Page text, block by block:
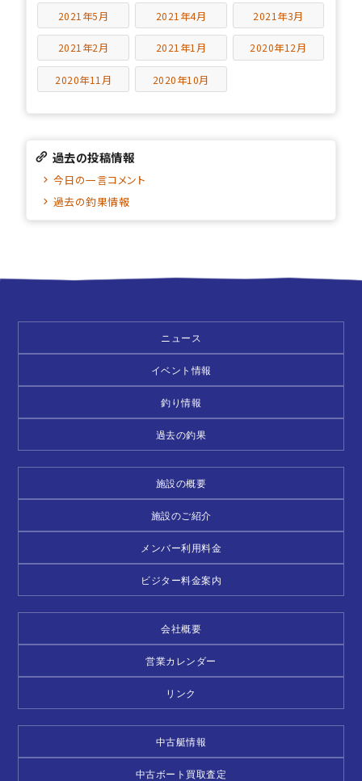
2021年5月 2021年4月 2021年3月
2021年2月 2021年1月 2020年12月
2020年11月 2020年10月
過去の投稿情報
今日の一言コメント
過去の釣果情報
ニュース
イベント情報
釣り情報
過去の釣果
施設の概要
施設のご紹介
メンバー利用料金
ビジター料金案内
会社概要
営業カレンダー
リンク
中古艇情報
中古ボート買取査定